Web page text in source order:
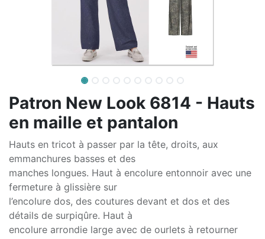
Patron New Look 6814 - Hauts
en maille et pantalon
Hauts en tricot à passer par la tête, droits, aux
emmanchures basses et des
manches longues. Haut à encolure entonnoir avec une
fermeture à glissière sur
l’encolure dos, des coutures devant et dos et des
détails de surpiqûre. Haut à
encolure arrondie large avec de ourlets à retourner